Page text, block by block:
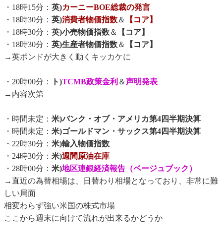
・18時15分： 英)カーニーBOE総裁の発言
・18時30分： 英)消費者物価指数＆
【コア】
・18時30分： 英)小売物価指数＆
【コア】
・18時30分： 英)生産者物価指数＆
【コア】
→英ポンドが大きく動くキッカケに
・20時00分： ト)TCMB政策金利 ＆声明発表
→内容次第
・時間未定： 米)バンク・オブ・アメリカ第4四半期決算
・時間未定： 米)ゴールドマン・サックス第4四半期決算
・22時30分： 米)輸入物価指数
・24時30分： 米)週間原油在庫
・28時00分： 米)地区連銀経済報告（ベージュブック）
→直近の為替相場は、日替わり相場となっており、非常に難
しい局面
相変わらず強い米国の株式市場
ここから週末に向けて流れが出来るかどうか